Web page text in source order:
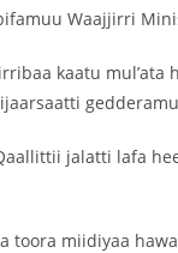
Waajjirri
kaatu
jalatti lafa
miidiyaa